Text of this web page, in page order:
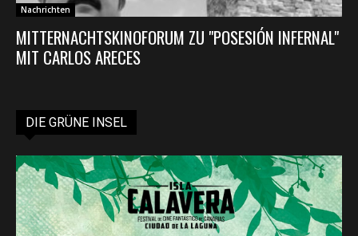
Nachrichten
MITTERNACHTSKINOFORUM ZU "POSESIÓN INFERNAL"
MIT CARLOS ARECES
DIE GRÜNE INSEL